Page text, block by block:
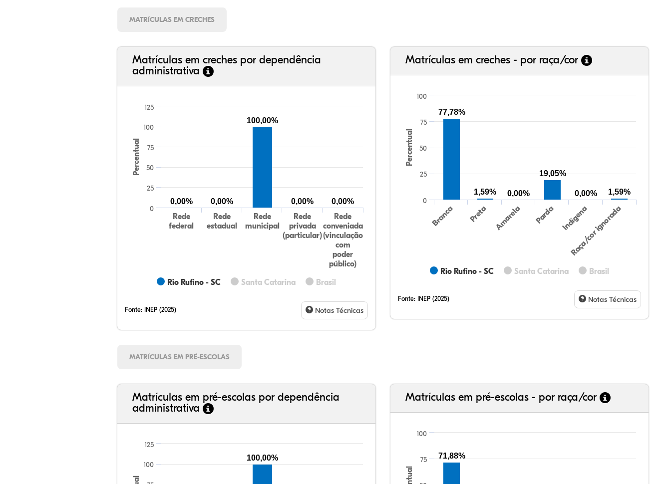
MATRÍCULAS EM CRECHES
Matrículas em creches por dependência
administrativa
Percentual
Rio Rufino - SC Santa Catarina Brasil
Rede
federal
Rede
estadual
Rede
municipal
Rede
privada
(particular)
Rede
conveniada
(vinculação
com
poder
público)
0
25
50
75
100
125
0,00% 0,00%
100,00%
0,00% 0,00%
Fonte: INEP (2025) Notas Técnicas
Matrículas em creches - por raça/cor
Percentual
Rio Rufino - SC Santa Catarina Brasil
Branca Preta Amarela Parda Indígena
Raça/cor ignorada
0
100
25
50
75
77,78%
1,59% 0,00%
19,05%
0,00% 1,59%
Fonte: INEP (2025) Notas Técnicas
MATRÍCULAS EM PRÉ-ESCOLAS
Matrículas em pré-escolas por dependência
administrativa
100
125
100,00%
Matrículas em pré-escolas - por raça/cor
75
100
71,88%
72,73%
11,36%
0,00%
11,36%
4,55%
0,00%
32,28%
12,07%
0,23%
51,73%
2,94%
0,75%